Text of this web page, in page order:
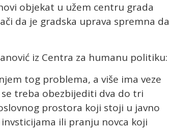
objekat u užem centru grada
da je gradska uprava spremna da
iz Centra za humanu politiku:
tog problema, a više ima veze
treba obezbijediti dva do tri
prostora koji stoji u javno
ili pranju novca koji